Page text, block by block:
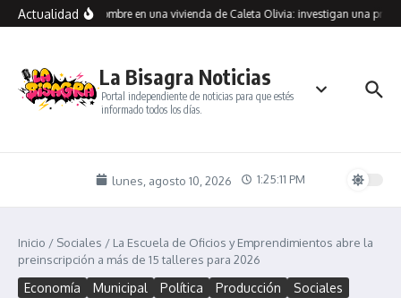
Saltar al contenido
Actualidad
muerto a un hombre en una vivienda de Caleta Olivia: investigan una
La Bisagra Noticias
Portal independiente de noticias para que estés
informado todos los días.
lunes, agosto 10, 2026 1:25:11 PM
Inicio / Sociales / La Escuela de Oficios y Emprendimientos abre la
preinscripción a más de 15 talleres para 2026
Economía Municipal Política Producción Sociales